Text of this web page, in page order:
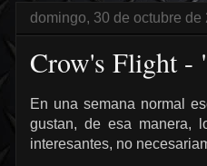
domingo, 30 de octubre de
Crow's Flight -
En una semana normal
gustan, de esa manera,
interesantes, no